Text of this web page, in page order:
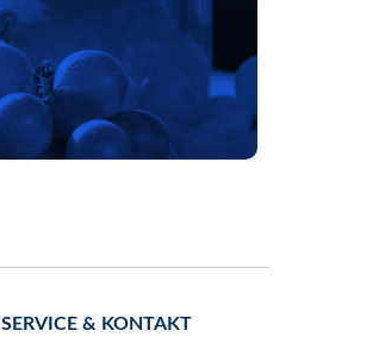
SERVICE & KONTAKT